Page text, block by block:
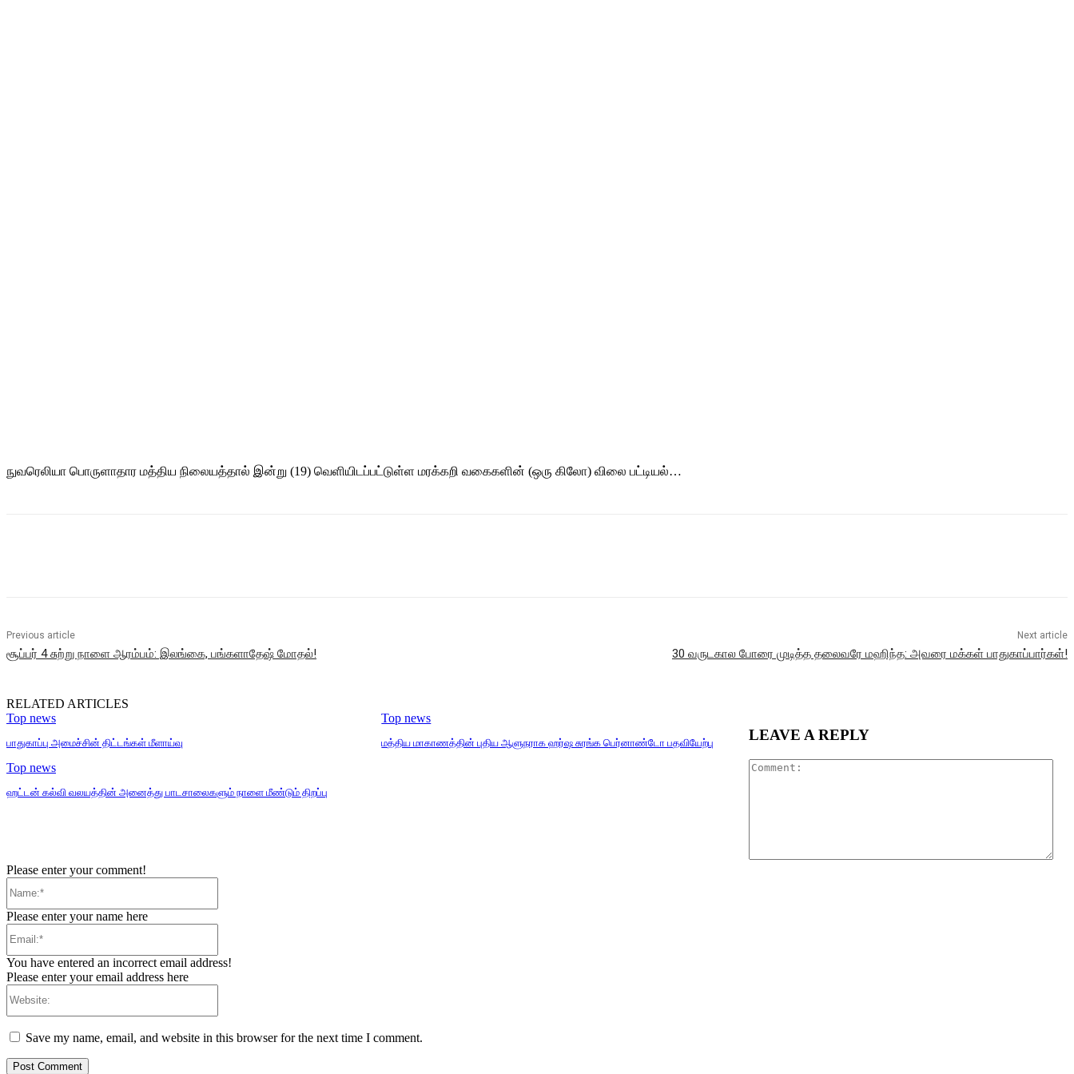
நுவரெலியா பொருளாதார மத்திய நிலையத்தால் இன்று (19) வெளியிடப்பட்டுள்ள மரக்கறி வகைகளின் (ஒரு கிலோ) விலை பட்டியல்…
Previous article
சூப்பர் 4 சுற்று நாளை ஆரம்பம்: இலங்கை, பங்களாதேஷ் மோதல்!
Next article
30 வருடகால போரை முடித்த தலைவரே மஹிந்த: அவரை மக்கள் பாதுகாப்பார்கள்!
RELATED ARTICLES
Top news
பாதுகாப்பு அமைச்சின் திட்டங்கள் மீளாய்வு
Top news
மத்திய மாகாணத்தின் புதிய ஆளுநராக ஹர்ஷ சுரங்க பெர்னாண்டோ பதவியேற்பு
Top news
ஹட்டன் கல்வி வலயத்தின் அனைத்து பாடசாலைகளும் நாளை மீண்டும் திறப்பு
LEAVE A REPLY
Please enter your comment!
Please enter your name here
You have entered an incorrect email address!
Please enter your email address here
Save my name, email, and website in this browser for the next time I comment.